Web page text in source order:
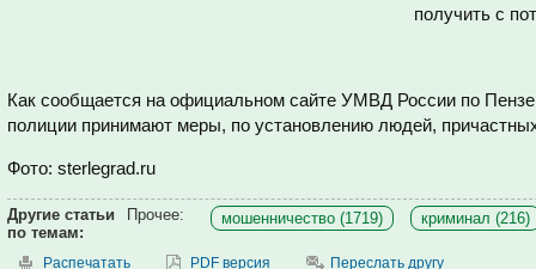
получить с
Как сообщается на официальном сайте УМВД России по
полиции принимают меры, по установлению людей,
Фото: sterlegrad.ru
Другие статьи
по темам:
Прочее: мошенничество (1719) криминал (216)
Распечатать PDF версия Переслать другу